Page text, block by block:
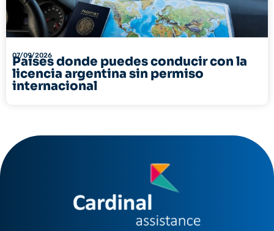
07/09/2026
Países donde puedes conducir con la
licencia argentina sin permiso
internacional